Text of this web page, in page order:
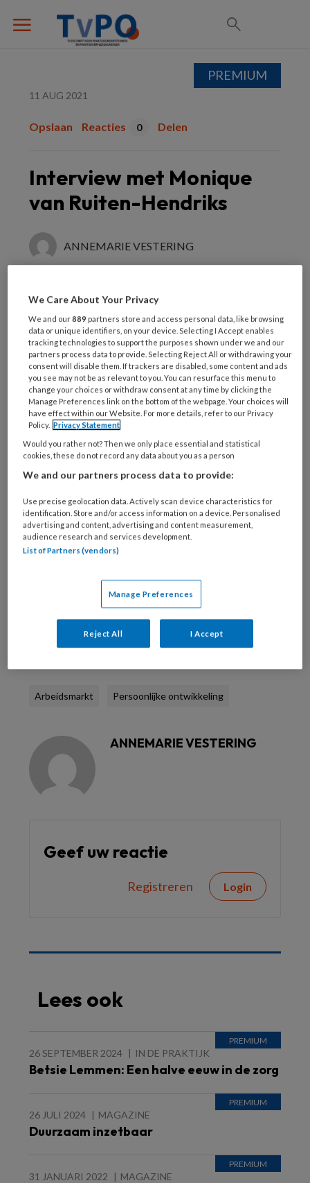
11 AUG 2021
Opslaan Reacties 0 Delen
Interview met Monique
van Ruiten-Hendriks
ANNEMARIE VESTERING
zaligheid is, maar je het vanwege een
fysieke beperking niet meer kunt
uitvoeren? Monique van Ruiten-
Hendriks (56) overkwam dit twee keer.
Wat doe je als je werk
PREMIUM
Bekijk de mogelijkheden
Al abonnee?Log dan in
PREMIUM
Reageer op dit artikel Deel dit artikel
Arbeidsmarkt Persoonlijke ontwikkeling
ANNEMARIE VESTERING
Geef uw reactie
Registreren Login
Lees ook
26 SEPTEMBER 2024 IN DE PRAKTIJK
Betsie Lemmen: Een halve eeuw in de zorg
26 JULI 2024 MAGAZINE
Duurzaam inzetbaar
31 JANUARI 2022 MAGAZINE
We Care About Your Privacy
We and our889 partners store and access personal data, like browsing
data or unique identifiers, on your device. Selecting I Accept enables
tracking technologies to support the purposes shown under we and our
partners process data to provide. Selecting Reject All or withdrawing your
consent will disable them. If trackers are disabled, some content and ads
you see may not be as relevant to you. You can resurface this menu to
change your choices or withdraw consent at any time by clicking the
Manage Preferences link on the bottom of the webpage. Your choices will
have effect within our Website. For more details, refer to our Privacy
Policy. Privacy Statement
Would you rather not? Then we only place essential and statistical
cookies, these do not record any data about you as a person
We and our partners process data to provide:
Use precise geolocation data. Actively scan device characteristics for
identification. Store and/or access information on a device. Personalised
advertising and content, advertising and content measurement,
audience research and services development.
List of Partners (vendors)
Manage Preferences
Reject All I Accept